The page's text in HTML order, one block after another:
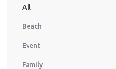
All
Beach
Event
Family